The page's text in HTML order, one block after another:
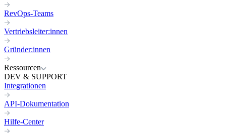
RevOps-Teams
Vertriebsleiter:innen
Gründer:innen
Ressourcen
DEV & SUPPORT
Integrationen
API-Dokumentation
Hilfe-Center